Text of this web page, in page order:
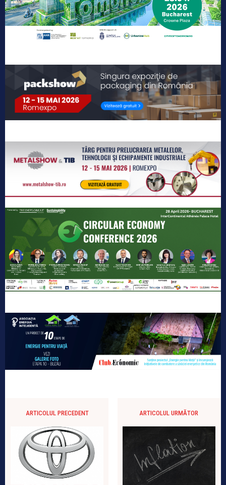
ARTICOLUL PRECEDENT ARTICOLUL URMĂTOR